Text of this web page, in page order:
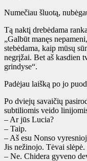
Numečiau šluotą,
Tą naktį drebėdama
„Galbūt manęs
stebėdama, kaip mūsų
negrįžai. Bet aš kasdien
grindyse“.
Padėjau laišką po jo
Po dviejų savaičių
subtiliomis veido
– Ar jūs Lucia?
– Taip.
– Aš esu Nonso
Jis nežinojo. Tėvai
– Ne. Chidera gyveno